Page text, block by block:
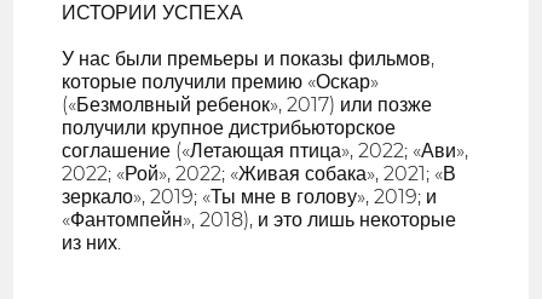
ИСТОРИИ УСПЕХА
У нас были премьеры и показы фильмов,
которые получили премию «Оскар»
(«Безмолвный ребенок», 2017) или позже
получили крупное дистрибьюторское
соглашение («Летающая птица», 2022; «Ави»,
2022; «Рой», 2022; «Живая собака», 2021; «В
зеркало», 2019; «Ты мне в голову», 2019; и
«Фантомпейн», 2018), и это лишь некоторые
из них.